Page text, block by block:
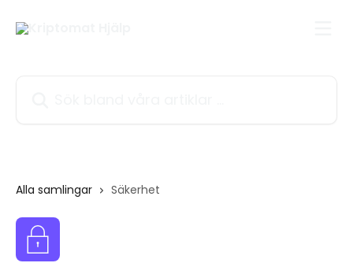
Alla samlingar Säkerhet